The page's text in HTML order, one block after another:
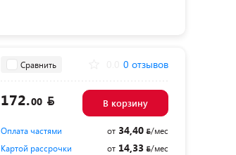
Сравнить 0 отзывов
172.00 В корзину
Оплата частями от34,40
/мес
Картой рассрочки
от14,33 /мес